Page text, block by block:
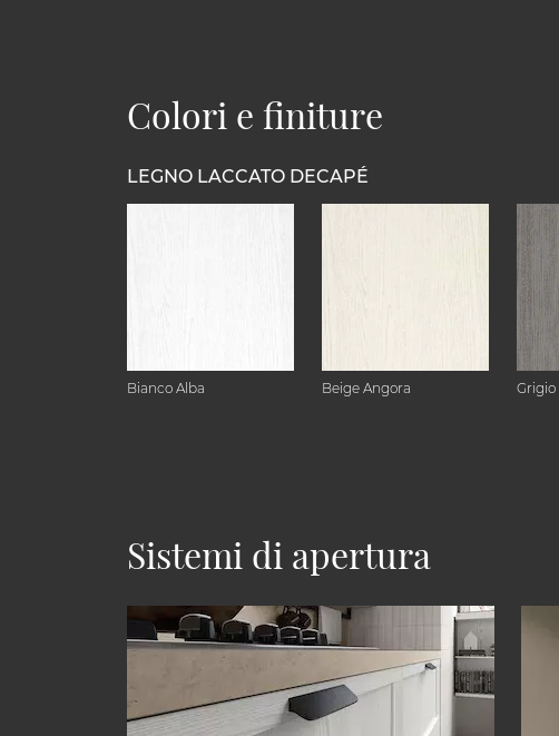
Colori e finiture
LEGNO LACCATO DECAPÉ
Bianco Alba Beige Angora
Sistemi di apertura